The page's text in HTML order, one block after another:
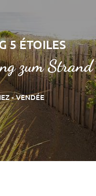
5 ÉTOILES
zum Strand
- VENDÉE